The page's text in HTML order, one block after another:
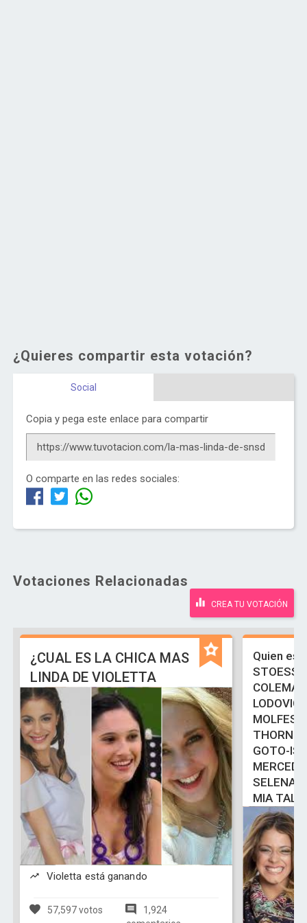
¿Quieres compartir esta votación?
Social
Copia y pega este enlace para compartir
O comparte en las redes sociales:
Votaciones Relacionadas
CREA TU VOTACIÓN
¿CUAL ES LA CHICA MAS
LINDA DE VIOLETTA
Violetta está ganando
57,597 votos
1,924
Quien es
THORNE-
GOTO-
SELENA
MIA